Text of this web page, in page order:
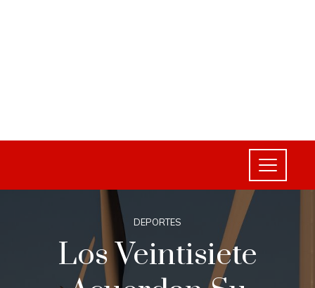
DEPORTES
Los Veintisiete